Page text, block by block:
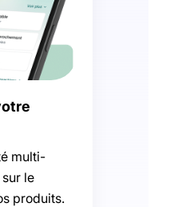
multi-
le
produits.